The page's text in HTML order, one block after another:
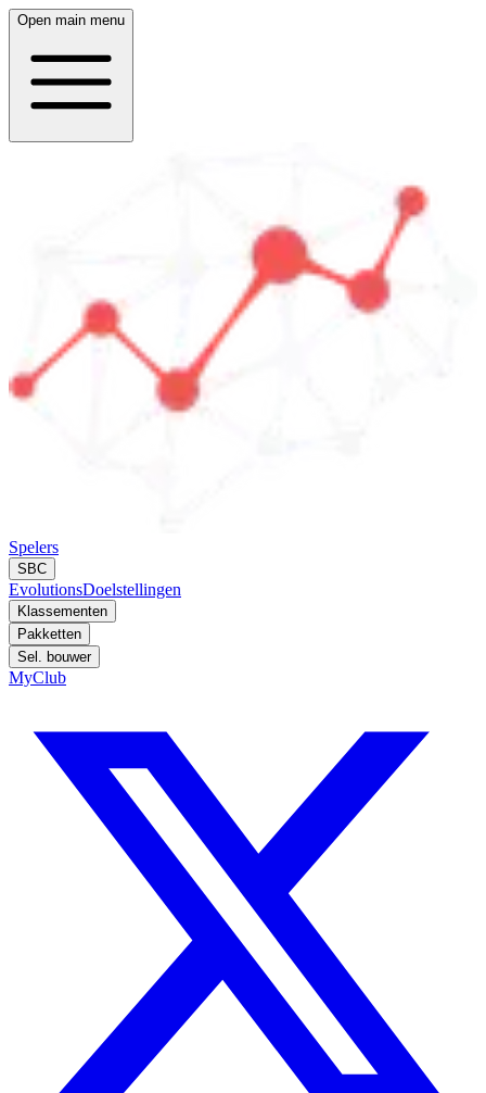
Open main menu
Spelers
SBC
EvolutionsDoelstellingen
Klassementen
Pakketten
Sel. bouwer
MyClub